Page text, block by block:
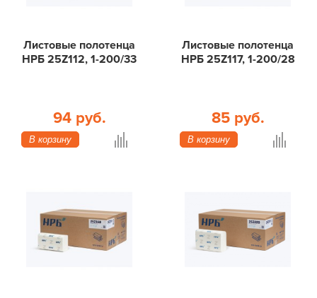
Листовые полотенца
НРБ 25Z112, 1-200/33
94 руб.
В корзину
Листовые полотенца
НРБ 25Z117, 1-200/28
85 руб.
В корзину